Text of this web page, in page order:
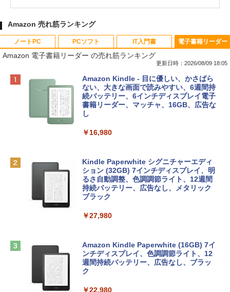
Amazon 売れ筋ランキング
ノートPC
Apple 2026 MacBook Neo A18 Proチッ
プ搭載13インチノートブック：AIとAppl
e Intelligenceのために設計、Liquid Ret
inaディスプレイ、8GBユニファイドメモ
リ、256GB SSDストレージ、1080p Fac
tomtoc 360°保護 15.6 16インチ パソコ
ンケース Dell NEC Lavie ASUS HP dyna
book Lenovo対応
13インチノートブック：AIとApple Intell
igence、13.6インチLiquid Retinaディ
スプレイ、16GBユニファイドメモリ、1
TB SSDストレージ、12MPセンターフレ
D - ミッドナイト
PCソフト
Robloxギフトカード - 800 Robux 【限
定バーチャルアイテムを含む】 【オンラ
インゲームコード】 ロブロックス | オン
ラインコード版
定バーチャルアイテムを含む】 【オンラ
インゲームコード】 ロブロックス |オン
ラインコード版
￥1,600
インゲームコード】 ロブロックス | オン
ラインコード版
￥3,200
IT入門書
生成AIパスポート公式テキスト 第４版
￥1,766
￥1,292
非エンジニア 初心者 素人 でも安心 使い
めのAIコーディング入門シリーズ
￥99
電子書籍リーダー
Amazon 電子書籍リーダー の売れ筋ランキング
更新日時：2026/08/09 18:05
Amazon Kindle - 目に優しい、かさばら
ない、大きな画面で読みやすい、6週間持
続バッテリー、6インチディスプレイ電子
書籍リーダー、マッチャ、16GB、広告な
し
￥16,980
Kindle Paperwhite シグニチャーエディ
ション (32GB) 7インチディスプレイ、明
るさ自動調整、色調調節ライト、12週間
持続バッテリー、広告なし、メタリック
ブラック
￥27,980
Amazon Kindle Paperwhite (16GB) 7イ
ンチディスプレイ、色調調節ライト、12
週間持続バッテリー、広告なし、ブラッ
ク
￥22,980